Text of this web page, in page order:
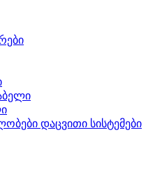
დაცვითი სისტემები